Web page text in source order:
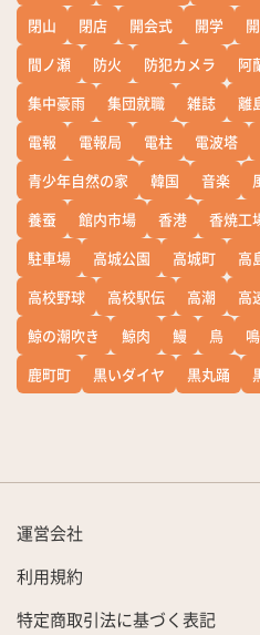
閉山
閉店 開会式 開学
間ノ瀬
防火 防犯カメラ 阿
集中豪雨
集団就職 雑誌 離
電報
電報局 電柱 電波塔
青少年自然の家
韓国 音楽
養蚕
館内市場 香港 香焼工
駐車場
高城公園 高城町 高
高校野球
高校駅伝 高潮 高
鯨の潮吹き
鯨肉 鰻 鳥
鹿町町
黒いダイヤ 黒丸踊
運営会社
利用規約
特定商取引法に基づく表記